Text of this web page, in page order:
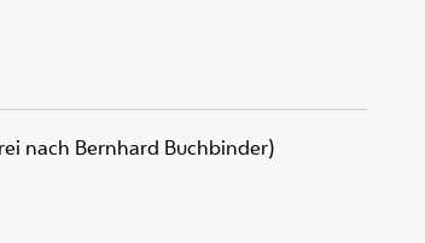
nach Bernhard Buchbinder)